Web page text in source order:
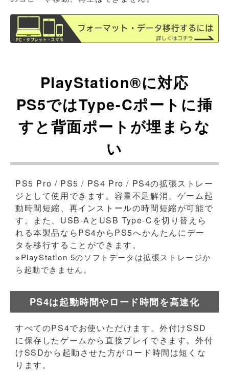
PlayStation®に対応
PS5ではType-Cポートに挿
すと背面ポートが埋まらな
い
PS5 Pro / PS5 / PS4 Pro / PS4の拡張ストレー
ジとして使用できます。容量不足解消、ゲーム起
動時間短縮、再インストールの時間短縮が可能で
す。また、USB-AとUSB Type-Cを切り替えら
れる本製品ならPS4からPS5へかんたんにデー
タを移行することができます。
※PlayStation 5のソフトデータは拡張ストレージか
ら起動できません。
PS4は起動時間やロード時間を高速化
すべてのPS4でお使いただけます。外付けSSD
に保存したゲームから直接プレイできます。外付
けSSDから起動させた方がロード時間は短くな
ります。